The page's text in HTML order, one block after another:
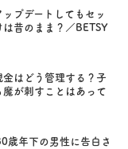
ップデートしてもセッ
は昔のまま？／BETSY
金はどう管理する？子
魔が刺すことはあって
歳年下の男性に告白さ